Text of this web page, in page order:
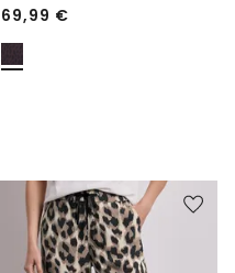
69,99 €